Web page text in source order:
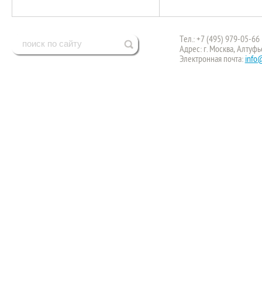
Тел.: +7 (495) 979-05-66
Адрес: г. Москва,
Электронная почта: